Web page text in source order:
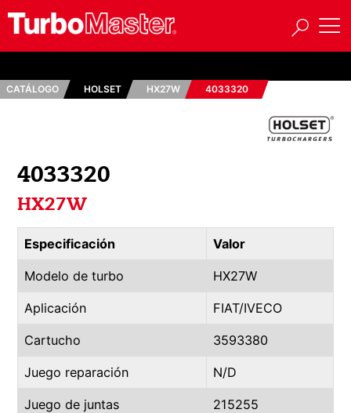
CATÁLOGO HOLSET HX27W 4033320
4033320
HX27W
Especificación Valor
Modelo de turbo HX27W
Aplicación FIAT/IVECO
Cartucho 3593380
Juego reparación N/D
Juego de juntas 215255